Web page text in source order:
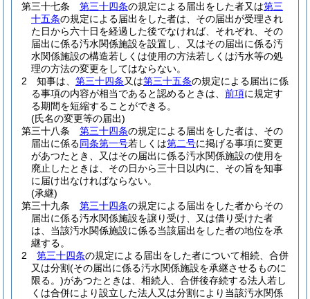
第三十七条
第三十四条の規定による届出をした者又は第三
十五条の規定による届出をした者は、その届出が受理され
た日から六十日を経過した後でなければ、それぞれ、その
届出に係る汚水関係施設を設置し、又はその届出に係る汚
水関係施設の構造若しくは使用の方法若しくは汚水等の処
理の方法の変更をしてはならない。
2
知事は、 第三十四条又は第三十五条の規定による届出に係
る事項の内容が相当であると認めるときは、 前項に規定す
る期間を短縮することができる。
(氏名の変更等の届出)
第三十八条
第三十四条の規定による届出をした者は、その
届出に係る同条第一号若しくは第二号に掲げる事項に変更
があつたとき、又はその届出に係る汚水関係施設の使用を
廃止したときは、その日から三十日以内に、その旨を知事
に届け出なければならない。
(承継)
第三十九条
第三十四条の規定による届出をした者からその
届出に係る汚水関係施設を譲り受け、又は借り受けた者
は、当該汚水関係施設に係る当該届出をした者の地位を承
継する。
2
第三十四条の規定による届出をした者について相続、合併
又は分割(その届出に係る汚水関係施設を承継させるものに
限る。)があつたときは、相続人、合併後存続する法人若し
くは合併により設立した法人又は分割により当該汚水関係